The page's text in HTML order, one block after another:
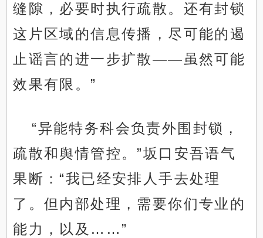
缝隙，必要时执行疏散。还有封锁
这片区域的信息传播，尽可能的遏
止谣言的进一步扩散——虽然可能
效果有限。”
“异能特务科会负责外围封锁，
疏散和舆情管控。”坂口安吾语气
果断：“我已经安排人手去处理
了。但内部处理，需要你们专业的
能力，以及……”